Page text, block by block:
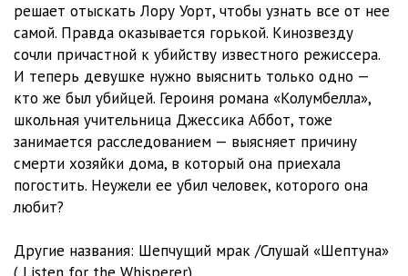
06_02_SHYOpot 20:07
06_03_SHYOpot 19:18
07_01_SHYOpot
07_02_SHYOpot
08_01_SHYOpot
08_02_SHYOpot 21:24
09_01_SHYOpot
решает отыскать Лору Уорт, чтобы узнать все от нее
самой. Правда оказывается горькой. Кинозвезду
сочли причастной к убийству известного режиссера.
И теперь девушке нужно выяснить только одно —
кто же был убийцей. Героиня романа «Колумбелла»,
школьная учительница Джессика Аббот, тоже
занимается расследованием — выясняет причину
смерти хозяйки дома, в который она приехала
погостить. Неужели ее убил человек, которого она
любит?
Другие названия: Шепчущий мрак /Слушай «Шептуна»